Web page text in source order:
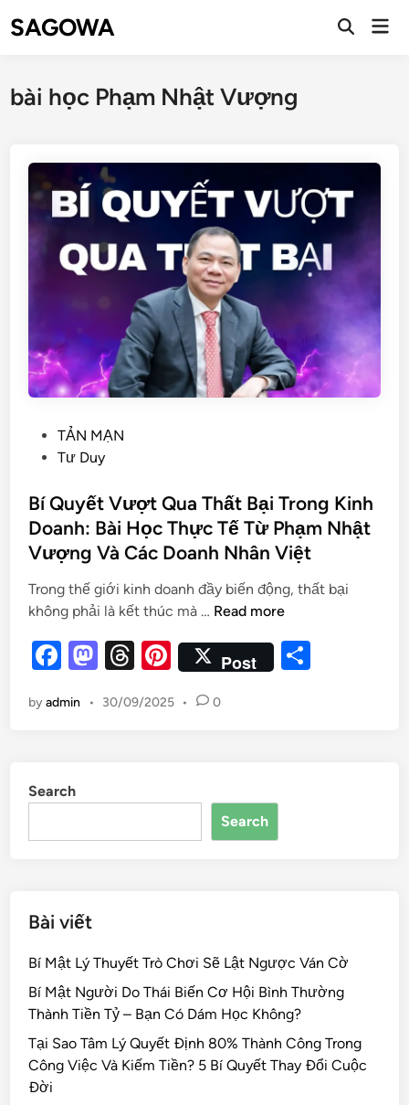
SAGOWA
bài học Phạm Nhật Vượng
TẢN MẠN
Tư Duy
Bí Quyết Vượt Qua Thất Bại Trong Kinh
Doanh: Bài Học Thực Tế Từ Phạm Nhật
Vượng Và Các Doanh Nhân Việt
Trong thế giới kinh doanh đầy biến động, thất bại
không phải là kết thúc mà … Read more
F
c
o
o
M
to
n
T
e
s
Pi
er
Post
byadmin • 30/09/2025 • 0
Search
Search
Bài viết
Bí Mật Lý Thuyết Trò Chơi Sẽ Lật Ngược Ván Cờ
Bí Mật Người Do Thái Biến Cơ Hội Bình Thường
Thành Tiền Tỷ – Bạn Có Dám Học Không?
Tại Sao Tâm Lý Quyết Định 80% Thành Công Trong
Công Việc Và Kiếm Tiền? 5 Bí Quyết Thay Đổi Cuộc
Đời